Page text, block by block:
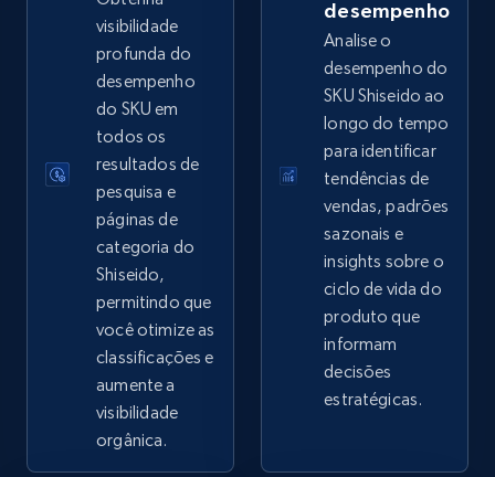
eBay - Collect records by category
URL, Product id, Title, Seller name, Seller rating,
Seller reviews, Breadcrumbs, Root category, and
more.
2.5K+ 359+ Comece agora
Google Shopping
URL, Product id, Title, Product description,
Rating, Reviews count, Images, Variations, and
more.
visibilidade
profunda do
desempenho
do SKU em
todos os
resultados de
pesquisa e
páginas de
categoria do
Shiseido,
permitindo que
você otimize as
classificações e
aumente a
visibilidade
orgânica.
desempenho
Analise o
desempenho do
SKU Shiseido ao
longo do tempo
para identificar
tendências de
vendas, padrões
sazonais e
insights sobre o
ciclo de vida do
produto que
informam
decisões
estratégicas.